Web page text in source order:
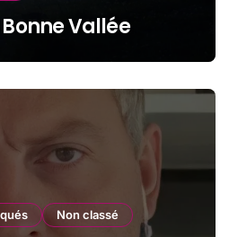
Vallée
Non classé